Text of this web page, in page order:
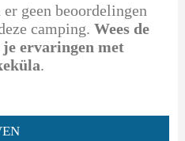
geen beoordelingen
camping. Wees de
je ervaringen met
.